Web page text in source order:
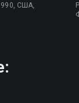
США,